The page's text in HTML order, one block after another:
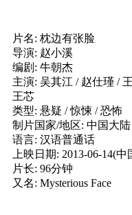
片名: 枕边有张脸
导演: 赵小溪
编剧: 牛朝杰
主演: 吴其江 / 赵仕瑾 /
王芯
类型: 悬疑 / 惊悚 / 恐怖
制片国家/地区: 中国大陆
语言: 汉语普通话
上映日期: 2013-06-14(
片长: 96分钟
又名: Mysterious Face